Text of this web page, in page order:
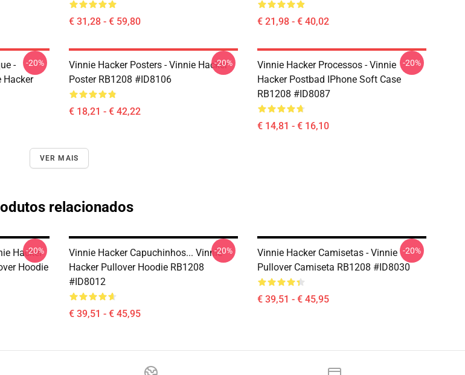
€ 31,28 - € 59,80 € 21,98 - € 40,02
-
Hacker
-20%
Vinnie Hacker Posters - Vinnie Hacker
Poster RB1208 #ID8106
€ 18,21 - € 42,22
-20%
Vinnie Hacker Processos - Vinnie
Hacker Postbad IPhone Soft Case
RB1208 #ID8087
€ 14,81 - € 16,10
-20%
VER MAIS
relacionados
Hacker
Hoodie
-20%
Vinnie Hacker Capuchinhos... Vinnie
Hacker Pullover Hoodie RB1208
#ID8012
€ 39,51 - € 45,95
-20%
Vinnie Hacker Camisetas - Vinnie
Pullover Camiseta RB1208 #ID8030
€ 39,51 - € 45,95
-20%